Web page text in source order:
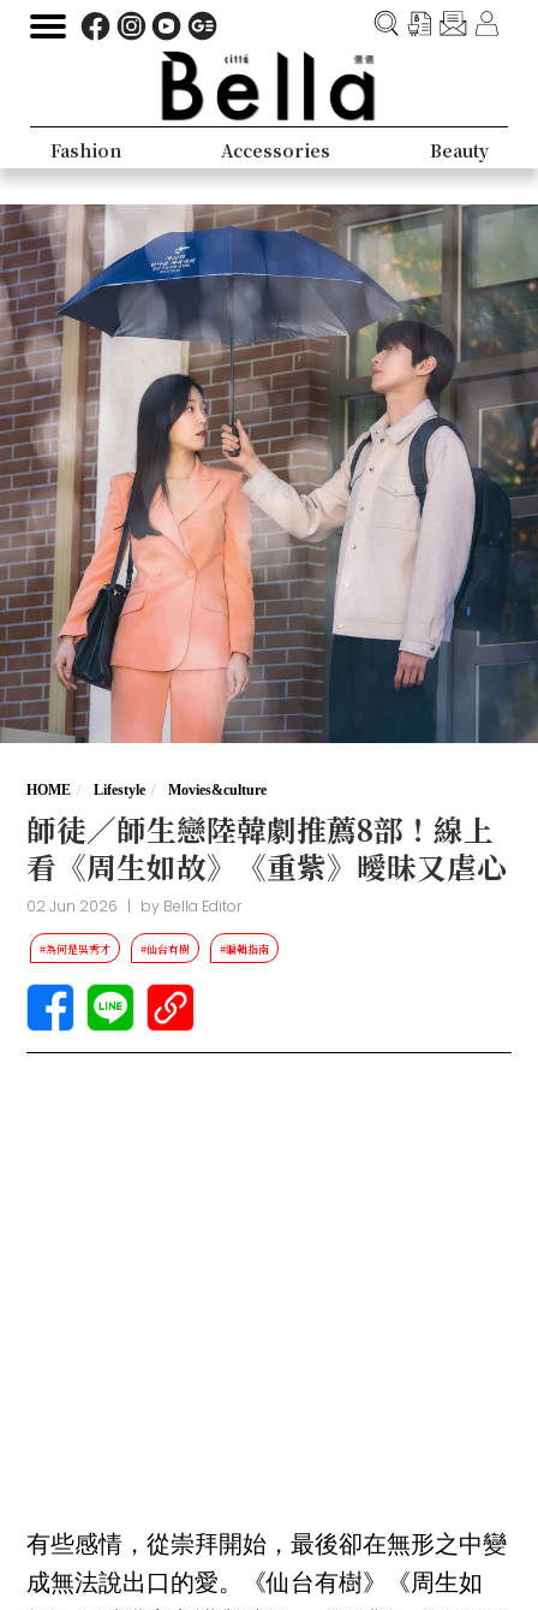
Fashion Accessories Beauty
HOME Lifestyle Movies&culture
師徒／師生戀陸韓劇推薦8部！線上
看《周生如故》《重紫》曖昧又虐心
02 Jun 2026 | by Bella Editor
#為何是吳秀才 #仙台有樹 #編輯指南
有些感情，從崇拜開始，最後卻在無形之中變
成無法說出口的愛。《仙台有樹》《周生如